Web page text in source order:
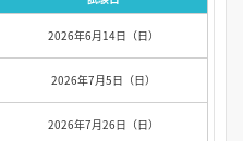
2026年6月14日（日）
2026年7月5日（日）
2026年7月26日（日）